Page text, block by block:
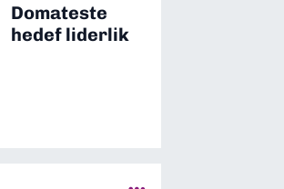
Domateste
hedef liderlik